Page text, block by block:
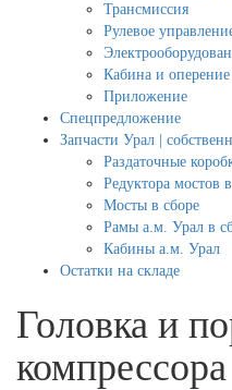
Трансмиссия
Рулевое
Кабина и оперение
Приложение
Спецпредложение
Запчасти Урал |
Раздаточные
Редуктора мостов
Мосты в сборе
Рамы а.м. Урал в
Кабины а.м. Урал
Остатки на складе
Головка и
компрессора